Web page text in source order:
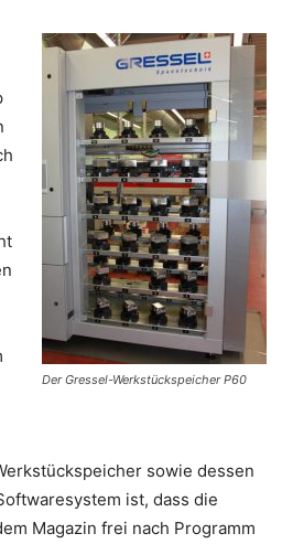
Der Gressel-Werkstückspeicher P60
sowie dessen
ist, dass die
Magazin frei nach Programm